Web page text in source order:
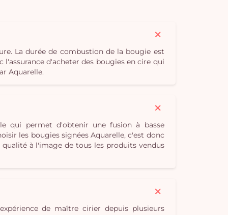
La durée de combustion de la bougie est
d'acheter des bougies en cire qui
Aquarelle.
qui permet d'obtenir une fusion à basse
les bougies signées Aquarelle, c'est donc
à l'image de tous les produits vendus
de maître cirier depuis plusieurs